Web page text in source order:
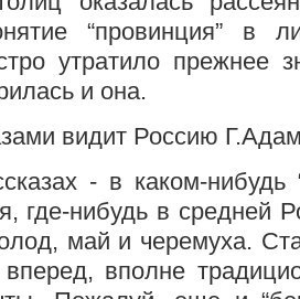
“провинция” в
утратило прежнее
и она.
видит Россию
- в каком-нибудь
где-нибудь в средней
май и черемуха.
вполне